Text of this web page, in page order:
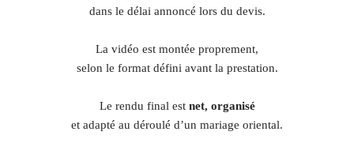
dans le délai annoncé lors du devis.
La vidéo est montée proprement,
selon le format défini avant la prestation.
Le rendu final est net, organisé
et adapté au déroulé d’un mariage oriental.